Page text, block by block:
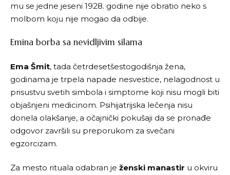
mu se jedne jeseni 1928. godine nije obratio neko s
molbom koju nije mogao da odbije.
Emina borba sa nevidljivim silama
Ema Šmit, tada četrdesetšestogodišnja žena,
godinama je trpela napade nesvestice, nelagodnost u
prisustvu svetih simbola i simptome koji nisu mogli biti
objašnjeni medicinom. Psihijatrijska lečenja nisu
donela olakšanje, a očajnički pokušaji da se pronađe
odgovor završili su preporukom za svečani
egzorcizam.
Za mesto rituala odabran je ženski manastir u okviru